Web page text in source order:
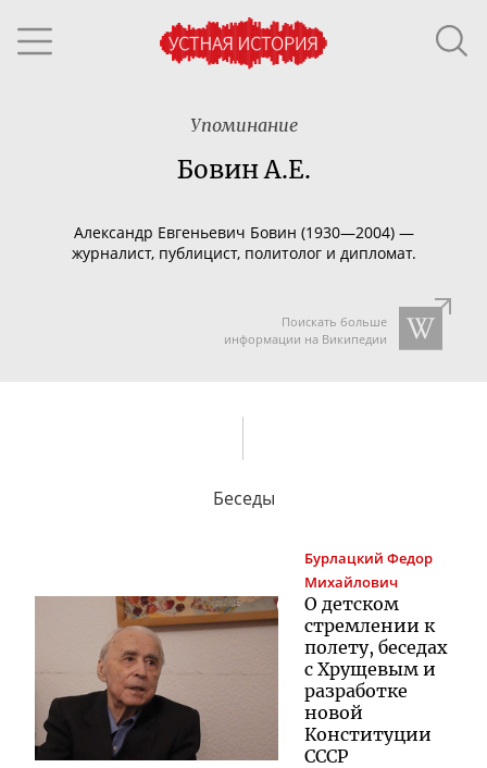
Упоминание
Бовин А.Е.
Александр Евгеньевич Бовин (1930—2004) —
журналист, публицист, политолог и дипломат.
Поискать больше
информации на Википедии
Беседы
Бурлацкий Федор
Михайлович
О детском
стремлении к
полету, беседах
с Хрущевым и
разработке
новой
Конституции
СССР